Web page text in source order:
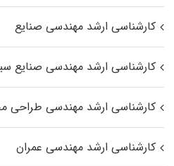
کارشناسی ارشد مهندسی صنایع
کارشناسی ارشد مهندسی صنایع
کارشناسی ارشد مهندسی
کارشناسی ارشد مهندسی عمران